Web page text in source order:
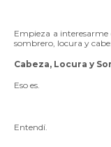
Empieza a
sombrero, locura y
Cabeza, Locura y
Eso es.
Entendí.